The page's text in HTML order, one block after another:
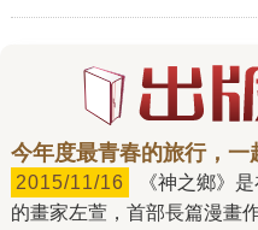
今年度最青春的旅行，一
2015/11/16
的畫家左萱，首部長篇漫畫